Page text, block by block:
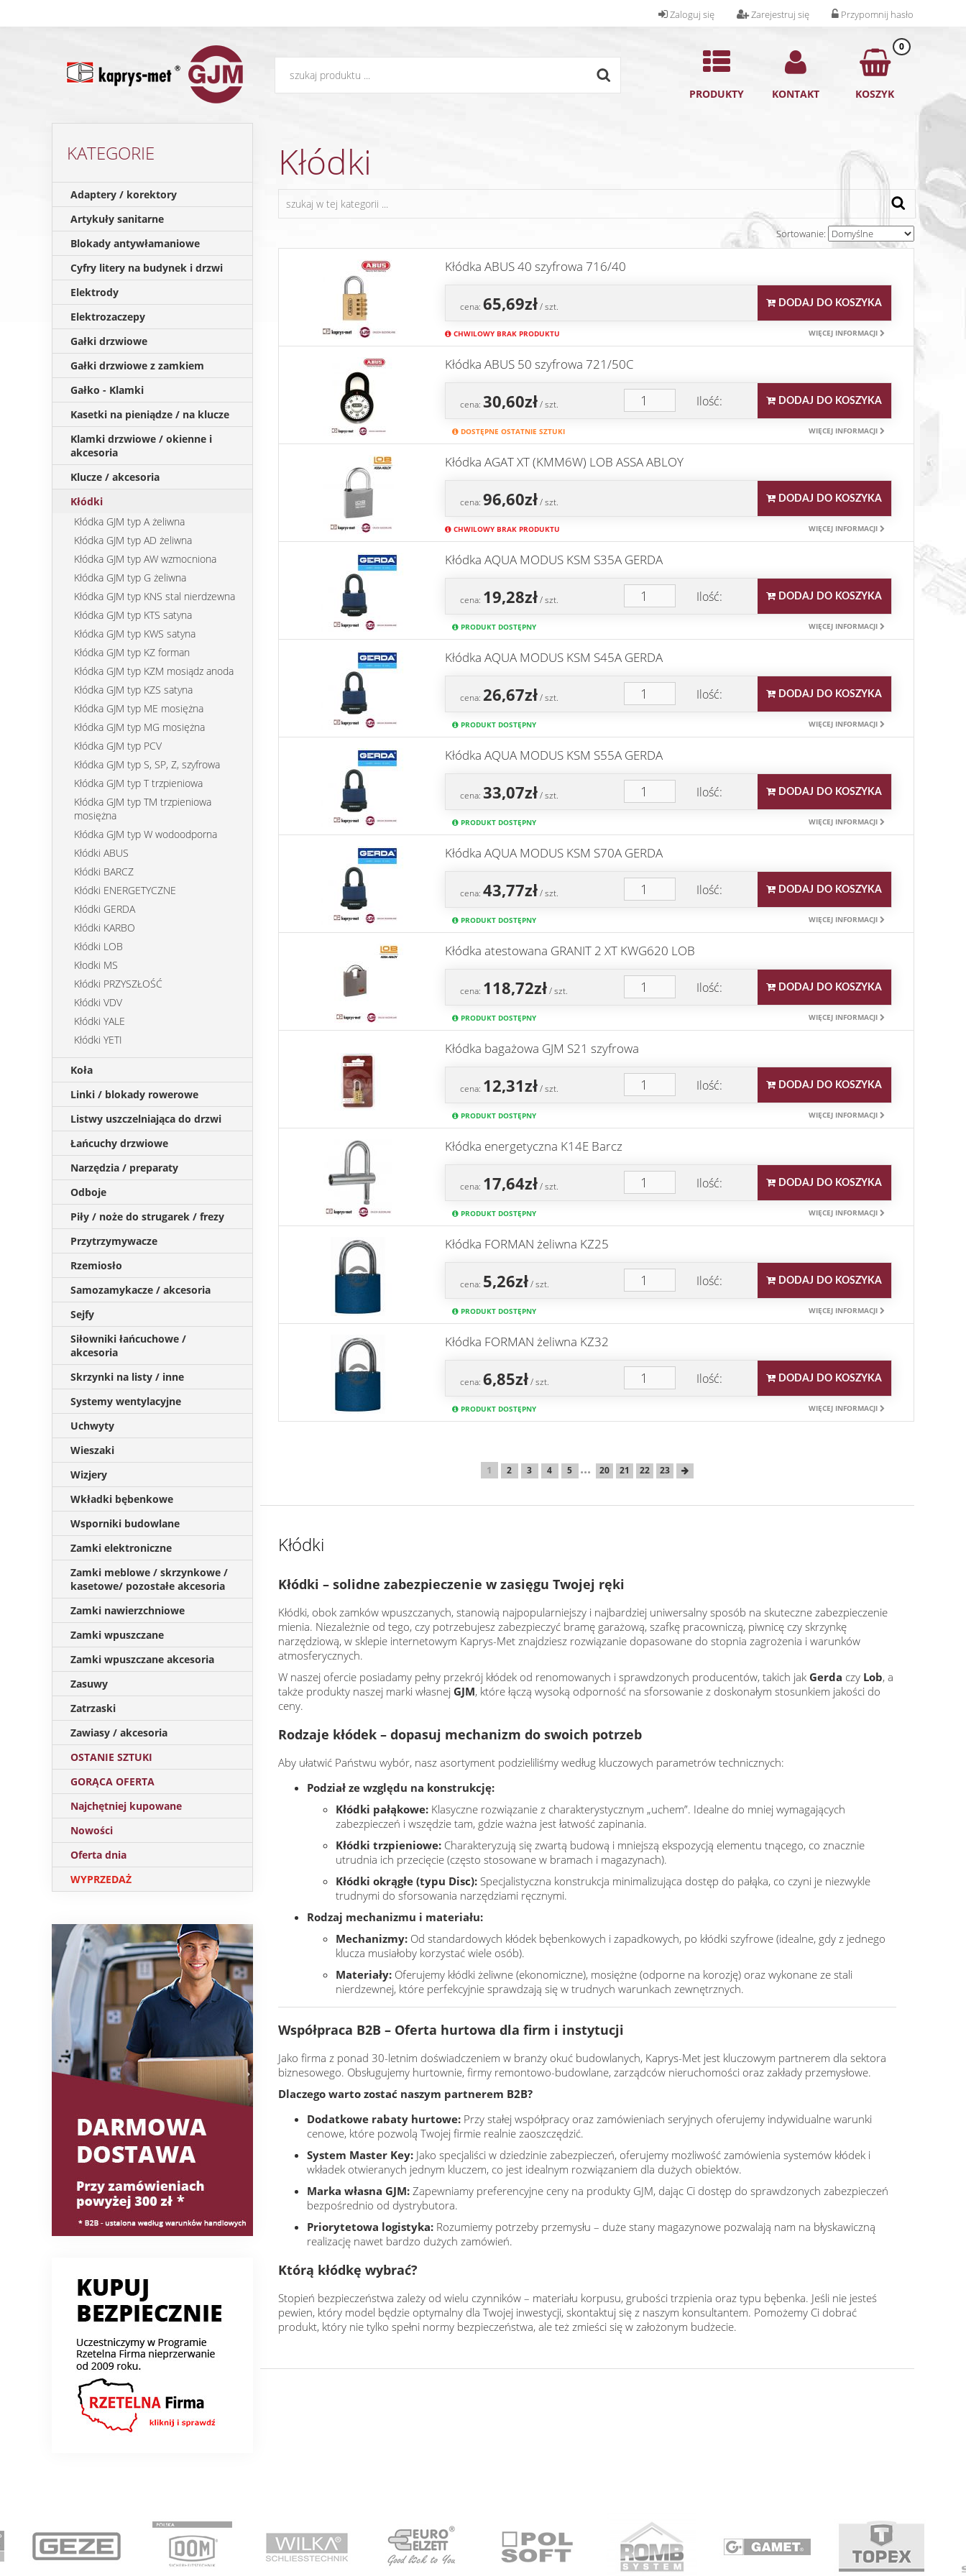
Przypomnij hasło
Zarejestruj się
Zaloguj się
PRODUKTY KONTAKT
0
KOSZYK
KATEGORIE
Adaptery / korektory
Artykuły sanitarne
Blokady antywłamaniowe
Cyfry litery na budynek i drzwi
Elektrody
Elektrozaczepy
Gałki drzwiowe
Gałki drzwiowe z zamkiem
Gałko - Klamki
Kasetki na pieniądze / na klucze
Klamki drzwiowe / okienne i
akcesoria
Klucze / akcesoria
Kłódki
Kłódka GJM typ A żeliwna
Kłódka GJM typ AD żeliwna
Kłódka GJM typ AW wzmocniona
Kłódka GJM typ G żeliwna
Kłódka GJM typ KNS stal nierdzewna
Kłódka GJM typ KTS satyna
Kłódka GJM typ KWS satyna
Kłódka GJM typ KZ forman
Kłódka GJM typ KZM mosiądz anoda
Kłódka GJM typ KZS satyna
Kłódka GJM typ ME mosiężna
Kłódka GJM typ MG mosiężna
Kłódka GJM typ PCV
Kłódka GJM typ S, SP, Z, szyfrowa
Kłódka GJM typ T trzpieniowa
Kłódka GJM typ TM trzpieniowa
mosiężna
Kłódka GJM typ W wodoodporna
Kłódki ABUS
Kłódki BARCZ
Kłódki ENERGETYCZNE
Kłódki GERDA
Kłódki KARBO
Kłódki LOB
Kłodki MS
Kłódki PRZYSZŁOŚĆ
Kłódki VDV
Kłódki YALE
Kłódki YETI
Koła
Linki / blokady rowerowe
Listwy uszczelniająca do drzwi
Łańcuchy drzwiowe
Narzędzia / preparaty
Odboje
Piły / noże do strugarek / frezy
Przytrzymywacze
Rzemiosło
Samozamykacze / akcesoria
Sejfy
Siłowniki łańcuchowe /
akcesoria
Skrzynki na listy / inne
Systemy wentylacyjne
Uchwyty
Wieszaki
Wizjery
Wkładki bębenkowe
Wsporniki budowlane
Zamki elektroniczne
Zamki meblowe / skrzynkowe /
kasetowe/ pozostałe akcesoria
Zamki nawierzchniowe
Zamki wpuszczane
Zamki wpuszczane akcesoria
Zasuwy
Zatrzaski
Zawiasy / akcesoria
OSTANIE SZTUKI
GORĄCA OFERTA
Najchętniej kupowane
Nowości
Oferta dnia
WYPRZEDAŻ
Kłódki
Sortowanie:
Kłódka ABUS 40 szyfrowa 716/40
cena: 65,69zł/ szt. DODAJ DO KOSZYKA
CHWILOWY BRAK PRODUKTU WIĘCEJ INFORMACJI
Kłódka ABUS 50 szyfrowa 721/50C
cena: 30,60zł/ szt. Ilość: DODAJ DO KOSZYKA
DOSTĘPNE OSTATNIE SZTUKI WIĘCEJ INFORMACJI
Kłódka AGAT XT (KMM6W) LOB ASSA ABLOY
cena: 96,60zł/ szt. DODAJ DO KOSZYKA
CHWILOWY BRAK PRODUKTU WIĘCEJ INFORMACJI
Kłódka AQUA MODUS KSM S35A GERDA
cena: 19,28zł/ szt. Ilość: DODAJ DO KOSZYKA
PRODUKT DOSTĘPNY WIĘCEJ INFORMACJI
Kłódka AQUA MODUS KSM S45A GERDA
cena: 26,67zł/ szt. Ilość: DODAJ DO KOSZYKA
PRODUKT DOSTĘPNY WIĘCEJ INFORMACJI
Kłódka AQUA MODUS KSM S55A GERDA
cena: 33,07zł/ szt. Ilość: DODAJ DO KOSZYKA
PRODUKT DOSTĘPNY WIĘCEJ INFORMACJI
Kłódka AQUA MODUS KSM S70A GERDA
cena: 43,77zł/ szt. Ilość: DODAJ DO KOSZYKA
PRODUKT DOSTĘPNY WIĘCEJ INFORMACJI
Kłódka atestowana GRANIT 2 XT KWG620 LOB
cena: 118,72zł/ szt. Ilość: DODAJ DO KOSZYKA
PRODUKT DOSTĘPNY WIĘCEJ INFORMACJI
Kłódka bagażowa GJM S21 szyfrowa
cena: 12,31zł/ szt. Ilość: DODAJ DO KOSZYKA
PRODUKT DOSTĘPNY WIĘCEJ INFORMACJI
Kłódka energetyczna K14E Barcz
cena: 17,64zł/ szt. Ilość: DODAJ DO KOSZYKA
PRODUKT DOSTĘPNY WIĘCEJ INFORMACJI
Kłódka FORMAN żeliwna KZ25
cena: 5,26zł/ szt. Ilość: DODAJ DO KOSZYKA
PRODUKT DOSTĘPNY WIĘCEJ INFORMACJI
Kłódka FORMAN żeliwna KZ32
cena: 6,85zł/ szt. Ilość: DODAJ DO KOSZYKA
PRODUKT DOSTĘPNY WIĘCEJ INFORMACJI
1 2 3 4 5 ... 20 21 22 23
Kłódki
Kłódki – solidne zabezpieczenie w zasięgu Twojej ręki
Kłódki, obok zamków wpuszczanych, stanowią najpopularniejszy i najbardziej uniwersalny sposób na skuteczne zabezpieczenie
mienia. Niezależnie od tego, czy potrzebujesz zabezpieczyć bramę garażową, szafkę pracowniczą, piwnicę czy skrzynkę
narzędziową, w sklepie internetowym Kaprys-Met znajdziesz rozwiązanie dopasowane do stopnia zagrożenia i warunków
atmosferycznych.
W naszej ofercie posiadamy pełny przekrój kłódek od renomowanych i sprawdzonych producentów, takich jak Gerda czy Lob, a
także produkty naszej marki własnej GJM, które łączą wysoką odporność na sforsowanie z doskonałym stosunkiem jakości do
ceny.
Rodzaje kłódek – dopasuj mechanizm do swoich potrzeb
Aby ułatwić Państwu wybór, nasz asortyment podzieliliśmy według kluczowych parametrów technicznych:
Podział ze względu na konstrukcję:
Kłódki pałąkowe: Klasyczne rozwiązanie z charakterystycznym „uchem”. Idealne do mniej wymagających
zabezpieczeń i wszędzie tam, gdzie ważna jest łatwość zapinania.
Kłódki trzpieniowe: Charakteryzują się zwartą budową i mniejszą ekspozycją elementu tnącego, co znacznie
utrudnia ich przecięcie (często stosowane w bramach i magazynach).
Kłódki okrągłe (typu Disc): Specjalistyczna konstrukcja minimalizująca dostęp do pałąka, co czyni je niezwykle
trudnymi do sforsowania narzędziami ręcznymi.
Rodzaj mechanizmu i materiału:
Mechanizmy: Od standardowych kłódek bębenkowych i zapadkowych, po kłódki szyfrowe (idealne, gdy z jednego
klucza musiałoby korzystać wiele osób).
Materiały: Oferujemy kłódki żeliwne (ekonomiczne), mosiężne (odporne na korozję) oraz wykonane ze stali
nierdzewnej, które perfekcyjnie sprawdzają się w trudnych warunkach zewnętrznych.
Współpraca B2B – Oferta hurtowa dla firm i instytucji
Jako firma z ponad 30-letnim doświadczeniem w branży okuć budowlanych, Kaprys-Met jest kluczowym partnerem dla sektora
biznesowego. Obsługujemy hurtownie, firmy remontowo-budowlane, zarządców nieruchomości oraz zakłady przemysłowe.
Dlaczego warto zostać naszym partnerem B2B?
Dodatkowe rabaty hurtowe: Przy stałej współpracy oraz zamówieniach seryjnych oferujemy indywidualne warunki
cenowe, które pozwolą Twojej firmie realnie zaoszczędzić.
System Master Key: Jako specjaliści w dziedzinie zabezpieczeń, oferujemy możliwość zamówienia systemów kłódek i
wkładek otwieranych jednym kluczem, co jest idealnym rozwiązaniem dla dużych obiektów.
Marka własna GJM: Zapewniamy preferencyjne ceny na produkty GJM, dając Ci dostęp do sprawdzonych zabezpieczeń
bezpośrednio od dystrybutora.
Priorytetowa logistyka: Rozumiemy potrzeby przemysłu – duże stany magazynowe pozwalają nam na błyskawiczną
realizację nawet bardzo dużych zamówień.
Którą kłódkę wybrać?
Stopień bezpieczeństwa zależy od wielu czynników – materiału korpusu, grubości trzpienia oraz typu bębenka. Jeśli nie jesteś
pewien, który model będzie optymalny dla Twojej inwestycji, skontaktuj się z naszym konsultantem. Pomożemy Ci dobrać
produkt, który nie tylko spełni normy bezpieczeństwa, ale też zmieści się w założonym budżecie.